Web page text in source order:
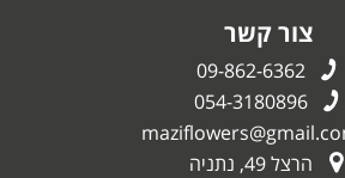
צור קשר
09-862-6362
054-3180896
הרצל 49, נתניה